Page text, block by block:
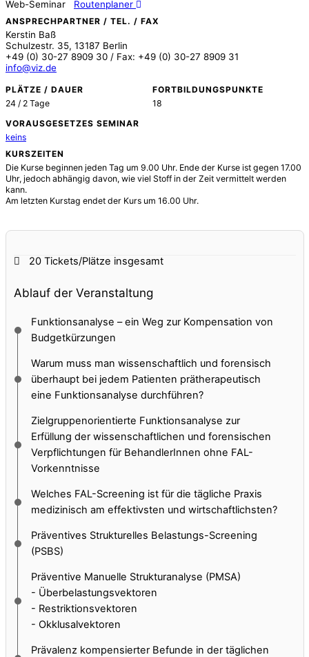
Web-Seminar Routenplaner
ANSPRECHPARTNER / TEL. / FAX
Kerstin Baß
Schulzestr. 35, 13187 Berlin
+49 (0) 30-27 8909 30 / Fax: +49 (0) 30-27 8909 31
info@viz.de
PLÄTZE / DAUER
24 / 2 Tage
FORTBILDUNGSPUNKTE
18
VORAUSGESETZES SEMINAR
keins
KURSZEITEN
Die Kurse beginnen jeden Tag um 9.00 Uhr. Ende der Kurse ist gegen 17.00
Uhr, jedoch abhängig davon, wie viel Stoff in der Zeit vermittelt werden
kann.
Am letzten Kurstag endet der Kurs um 16.00 Uhr.
20 Tickets/Plätze insgesamt
Ablauf der Veranstaltung
Funktionsanalyse – ein Weg zur Kompensation von
Budgetkürzungen
Warum muss man wissenschaftlich und forensisch
überhaupt bei jedem Patienten prätherapeutisch
eine Funktionsanalyse durchführen?
Zielgruppenorientierte Funktionsanalyse zur
Erfüllung der wissenschaftlichen und forensischen
Verpflichtungen für BehandlerInnen ohne FAL-
Vorkenntnisse
Welches FAL-Screening ist für die tägliche Praxis
medizinisch am effektivsten und wirtschaftlichsten?
Präventives Strukturelles Belastungs-Screening
(PSBS)
Präventive Manuelle Strukturanalyse (PMSA)
- Überbelastungsvektoren
- Restriktionsvektoren
- Okklusalvektoren
Prävalenz kompensierter Befunde in der täglichen